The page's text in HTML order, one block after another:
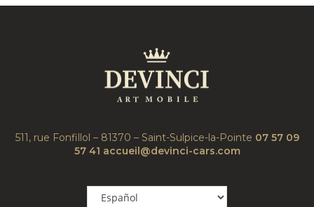
511, rue Fonfillol – 81370 – Saint-Sulpice-la-Pointe 07 57 09
57 41 accueil@devinci-cars.com